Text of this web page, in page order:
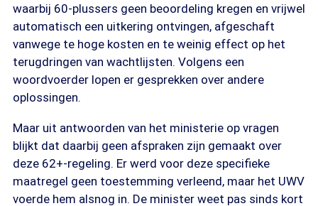
waarbij 60-plussers geen beoordeling kregen en vrijwel
automatisch een uitkering ontvingen, afgeschaft
vanwege te hoge kosten en te weinig effect op het
terugdringen van wachtlijsten. Volgens een
woordvoerder lopen er gesprekken over andere
oplossingen.
Maar uit antwoorden van het ministerie op vragen
blijkt dat daarbij geen afspraken zijn gemaakt over
deze 62+-regeling. Er werd voor deze specifieke
maatregel geen toestemming verleend, maar het UWV
voerde hem alsnog in. De minister weet pas sinds kort